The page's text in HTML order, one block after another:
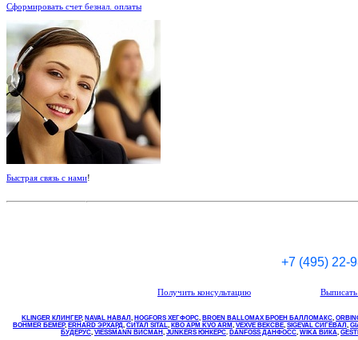
Сформировать счет безнал. оплаты
Быстрая связь с нами!
+7 (495) 22-
Получить консультацию
KLINGER КЛИНГЕР, NAVAL НАВАЛ , НOGFORS ХЕГФОРС, BROEN BALLOMAX БРОЕН БАЛЛОМАКС,
BOHMER БЕМЕР, ERHARD ЭРХАРД, СИТАЛ SITAL, КВО АРМ KVO ARM, VEXVE ВЕКСВЕ, SIGEVAL СИГЕВАЛ ,
БУДЕРУС, VIESSMANN ВИСМАН , JUNKERS ЮНКЕРС. DANFOSS ДАНФОСС, WIKA ВИКА,